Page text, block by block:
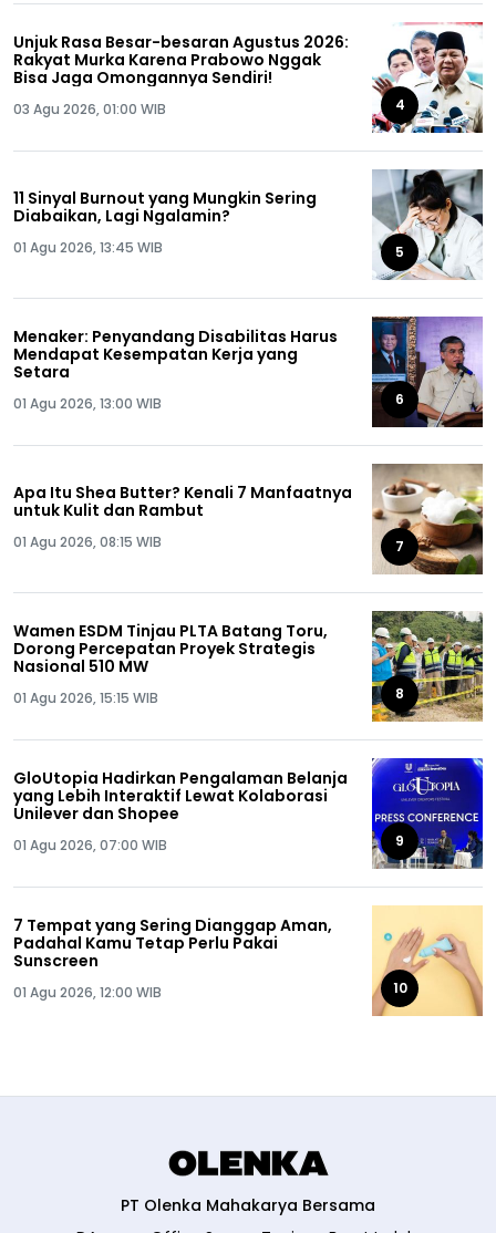
Unjuk Rasa Besar-besaran Agustus 2026:
Rakyat Murka Karena Prabowo Nggak
Bisa Jaga Omongannya Sendiri!
03 Agu 2026, 01:00 WIB 4
11 Sinyal Burnout yang Mungkin Sering
Diabaikan, Lagi Ngalamin?
01 Agu 2026, 13:45 WIB 5
Menaker: Penyandang Disabilitas Harus
Mendapat Kesempatan Kerja yang
Setara
01 Agu 2026, 13:00 WIB 6
Apa Itu Shea Butter? Kenali 7 Manfaatnya
untuk Kulit dan Rambut
01 Agu 2026, 08:15 WIB 7
Wamen ESDM Tinjau PLTA Batang Toru,
Dorong Percepatan Proyek Strategis
Nasional 510 MW
01 Agu 2026, 15:15 WIB 8
GloUtopia Hadirkan Pengalaman Belanja
yang Lebih Interaktif Lewat Kolaborasi
Unilever dan Shopee
01 Agu 2026, 07:00 WIB 9
7 Tempat yang Sering Dianggap Aman,
Padahal Kamu Tetap Perlu Pakai
Sunscreen
01 Agu 2026, 12:00 WIB 10
PT Olenka Mahakarya Bersama